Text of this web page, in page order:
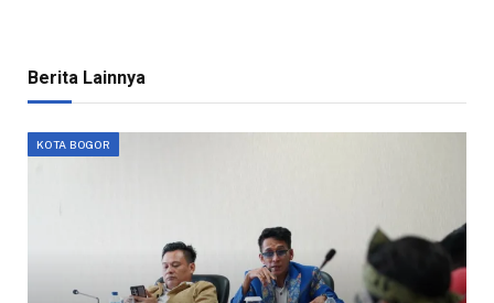
Berita Lainnya
KOTA BOGOR